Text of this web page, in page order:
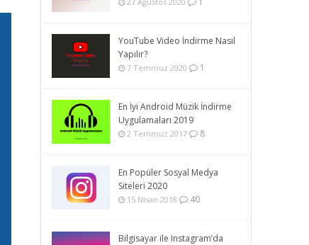
YouTube Video İndirme Nasıl
Yapılır?
7 Temmuz 2020 1
En İyi Android Müzik İndirme
Uygulamaları 2019
2 Temmuz 2017 8
En Popüler Sosyal Medya
Siteleri 2020
15 Nisan 2018 40
Bilgisayar ile Instagram’da